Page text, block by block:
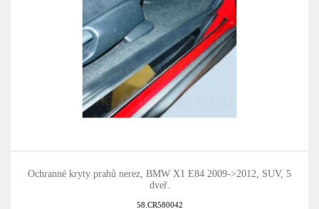
Ochranné kryty prahů nerez, BMW X1 E84 2009->2012, SUV, 5
dveř.
58.CR580042